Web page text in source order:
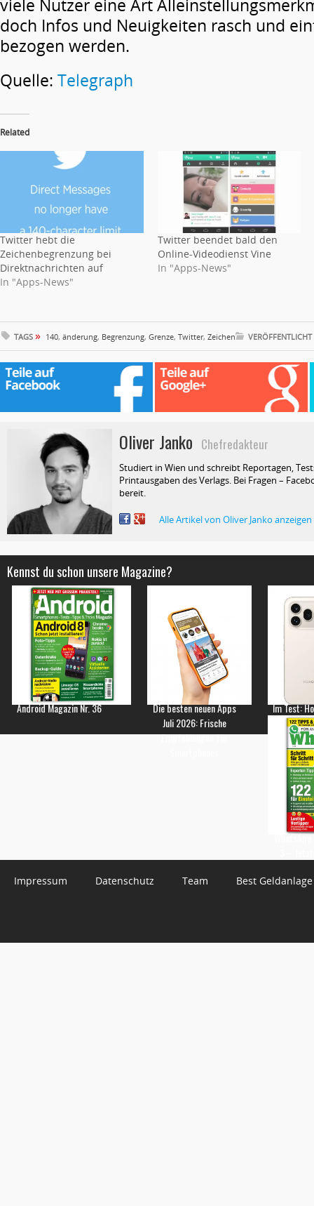
viele Nutzer eine Art
doch Infos und Neuigkeiten rasch und
bezogen werden.
Quelle: Telegraph
Related
Twitter hebt die
Zeichenbegrenzung bei
Direktnachrichten auf
In "Apps-News"
Twitter beendet bald den
Online-Videodienst Vine
In "Apps-News"
TAGS » 140, änderung, Begrenzung, Grenze, Twitter, Zeichen
Oliver Janko Chefredakteur
Studiert in Wien und schreibt Reportagen,
Printausgaben des Verlags. Bei Fragen –
bereit.
Alle Artikel von Oliver Janko anzeigen
Kennst du schon unsere Magazine?
Android Magazin Nr. 36
Die besten neuen Apps
Juli 2026: Frische
Empfehlungen für
Im Test:
Impressum Datenschutz Team Best Geldanlage